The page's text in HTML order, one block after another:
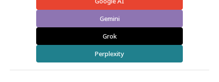
Gemini
Grok
Perplexity